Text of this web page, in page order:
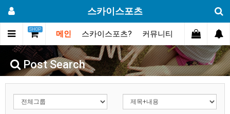
스카이스포츠
SHOP
메인 스카이스포츠? 커뮤니티 포토스토리
Post Search